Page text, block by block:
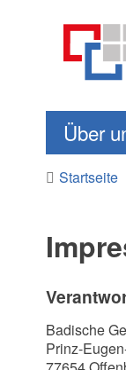
Über
Startseite
Badische
Prinz-